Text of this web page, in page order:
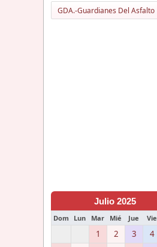
GDA.-Guardianes Del Asfalto
Julio 2025
Dom Lun Mar Mié Jue Vie
1 2 3 4